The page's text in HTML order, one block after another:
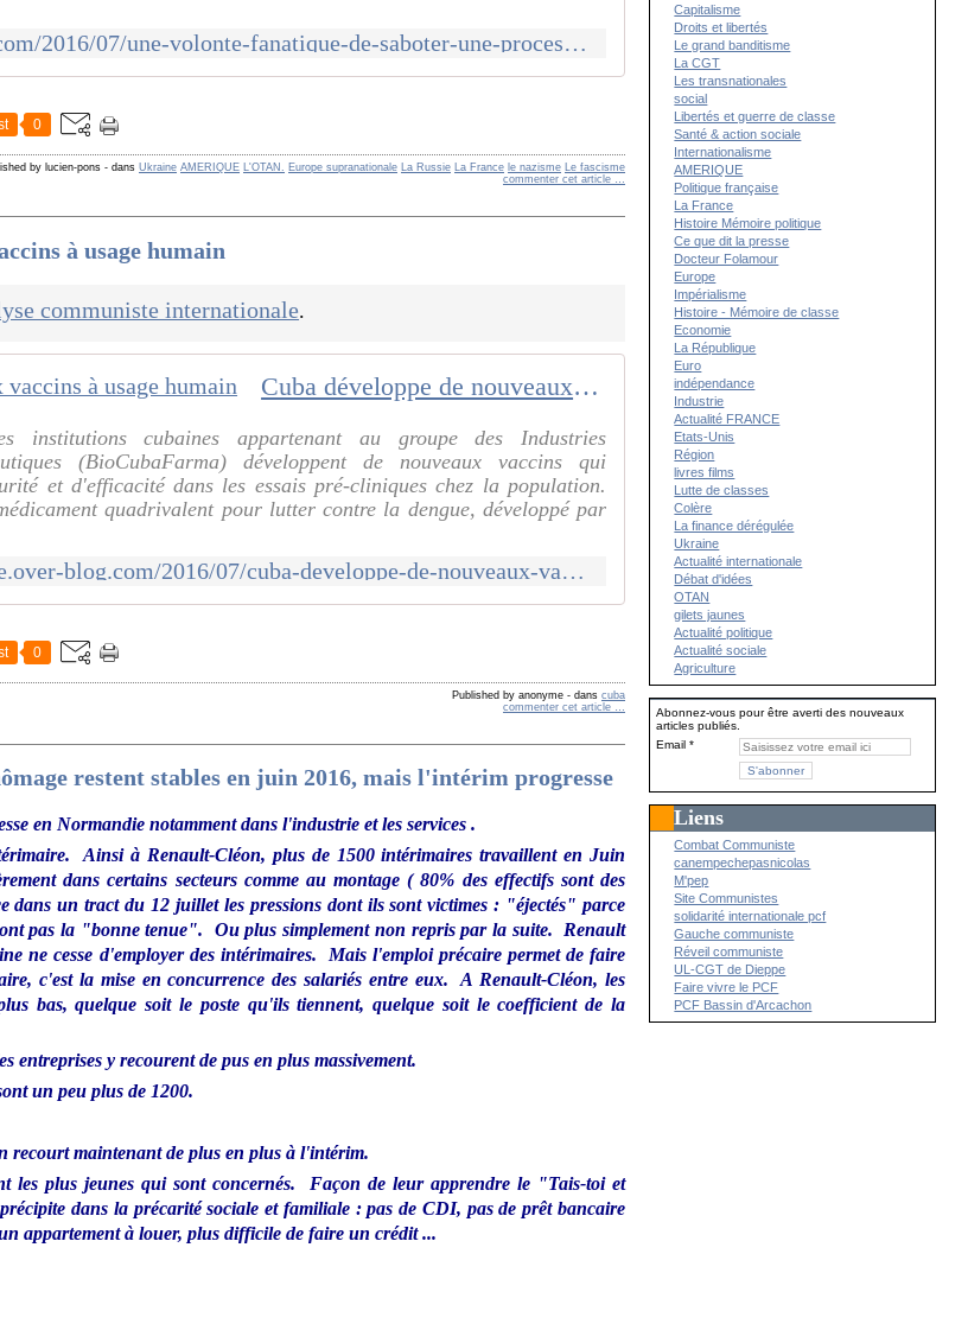
http://lucien-pons.over-blog.com/2016/07/une-volonte-fanatique-de-saboter-une-procession-pour-la-paix.html
0
by lucien-pons - dansUkraine AMERIQUE L'OTAN. Europe supranationale La Russie La France le nazisme Le fascisme
commenter cet article …
à usage humain
communiste internationale.
Cuba développe de nouveaux vaccins à usage humain
cubaines appartenant au groupe des Industries
(BioCubaFarma) développent de nouveaux vaccins qui
et d'efficacité dans les essais pré-cliniques chez la population.
quadrivalent pour lutter contre la dengue, développé par
http://mouvementcommuniste.over-blog.com/2016/07/cuba-developpe-de-nouveaux-vaccins-a-usage-humain.html
0
Published by anonyme - danscuba
commenter cet article
restent stables en juin 2016, mais l'intérim progresse
en Normandie notamment dans l'industrie et les services .
Ainsi à Renault-Cléon, plus de 1500 intérimaires travaillent en Juin
dans certains secteurs comme au montage ( 80% des effectifs sont des
dans un tract du 12 juillet les pressions dont ils sont victimes : "éjectés" parce
pas la "bonne tenue". Ou plus simplement non repris par la suite. Renault
ne cesse d'employer des intérimaires. Mais l'emploi précaire permet de faire
c'est la mise en concurrence des salariés entre eux. A Renault-Cléon, les
bas, quelque soit le poste qu'ils tiennent, quelque soit le coefficient de la
entreprises y recourent de pus en plus massivement.
un peu plus de 1200.
recourt maintenant de plus en plus à l'intérim.
les plus jeunes qui sont concernés. Façon de leur apprendre le "Tais-toi et
dans la précarité sociale et familiale : pas de CDI, pas de prêt bancaire
appartement à louer, plus difficile de faire un crédit ...
Capitalisme
Droits et libertés
Le grand banditisme
La CGT
Les transnationales
social
Libertés et guerre de classe
Santé & action sociale
Internationalisme
AMERIQUE
Politique française
La France
Histoire Mémoire politique
Ce que dit la presse
Docteur Folamour
Europe
Impérialisme
Histoire - Mémoire de classe
Economie
La République
Euro
indépendance
Industrie
Actualité FRANCE
Etats-Unis
Région
livres films
Lutte de classes
Colère
La finance dérégulée
Ukraine
Actualité internationale
Débat d'idées
OTAN
gilets jaunes
Actualité politique
Actualité sociale
Agriculture
Abonnez-vous pour être averti des nouveaux
articles publiés.
Email
Liens
Combat Communiste
canempechepasnicolas
M'pep
Site Communistes
solidarité internationale pcf
Gauche communiste
Réveil communiste
UL-CGT de Dieppe
Faire vivre le PCF
PCF Bassin d'Arcachon